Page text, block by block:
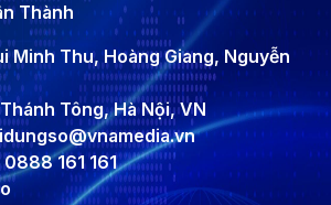
Thành
Minh Thu, Hoàng Giang, Nguyễn
Tông, Hà Nội, VN
161 161